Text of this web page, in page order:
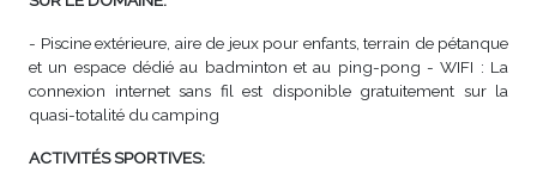
- Piscine extérieure, aire de jeux pour enfants, terrain de pétanque
et un espace dédié au badminton et au ping-pong - WIFI : La
connexion internet sans fil est disponible gratuitement sur la
quasi-totalité du camping
ACTIVITÉS SPORTIVES: